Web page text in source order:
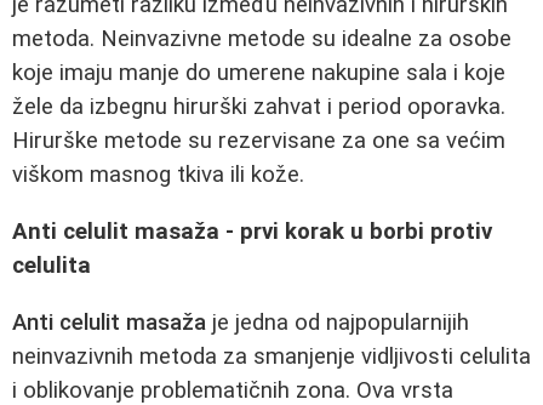
metoda. Neinvazivne metode su idealne za osobe
koje imaju manje do umerene nakupine sala i koje
žele da izbegnu hirurški zahvat i period oporavka.
Hirurške metode su rezervisane za one sa većim
viškom masnog tkiva ili kože.
Anti celulit masaža - prvi korak u borbi protiv
celulita
Anti celulit masaža je jedna od najpopularnijih
neinvazivnih metoda za smanjenje vidljivosti celulita
i oblikovanje problematičnih zona. Ova vrsta